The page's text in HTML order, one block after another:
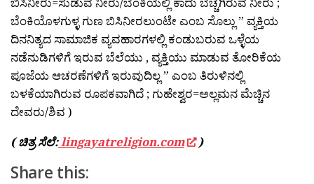
ಬೆಂಕಿಯೊಳಗುಳ್ಳ ಗುಣ ಬಿಸಿನೀರಲುಂಟೇ ಎಂಬ ಸೊಲ್ಲು ” ವ್ಯಕ್ತಿಯ
ದಿನನಿತ್ಯದ ಸಾಮಾಜಿಕ ವ್ಯವಹಾರಗಳಲ್ಲಿ ಕಂಡುಬರುವ ಒಳ್ಳೆಯ
ನಡೆನುಡಿಗಳಿಗೆ ಇರುವ ಬೆಲೆಯು , ವ್ಯಕ್ತಿಯು ಮಾಡುವ ತೋರಿಕೆಯ
ಪೂಜೆಯ ಆಚರಣೆಗಳಿಗೆ ಇರುವುದಿಲ್ಲ ” ಎಂಬ ತಿರುಳಿನಲ್ಲಿ
ಬಳಕೆಯಾಗಿರುವ ರೂಪಕವಾಗಿದೆ ; ಗುಹೇಶ್ವರ=ಅಲ್ಲಮನ ಮೆಚ್ಚಿನ
ದೇವರು/ಶಿವ )
( ಚಿತ್ರ ಸೆಲೆ:lingayatreligion.com )
Share this: